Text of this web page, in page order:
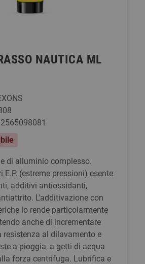
NAUTICA ML
di alluminio complesso.
E.P. (estreme pressioni) esente
additivi antiossidanti,
L'additivazione con
lo rende particolarmente
anche di incrementare
resistenza al dilavamento e
a pioggia, a getti di acqua
forza centrifuga. Lubrifica e